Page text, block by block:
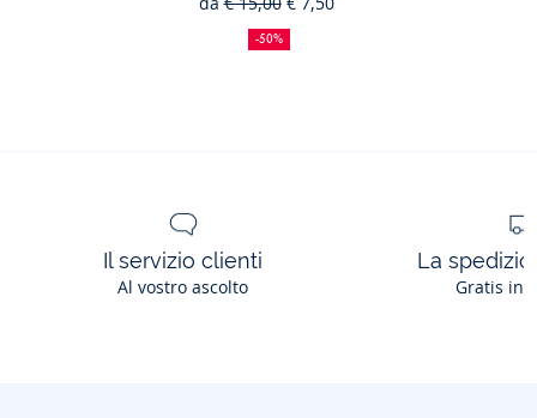
50%
di
sconto
Prezzo
precedente
:
Nuovo
prezzo
:
-50%
Il servizio clienti
Al vostro ascolto
La
Gratis in